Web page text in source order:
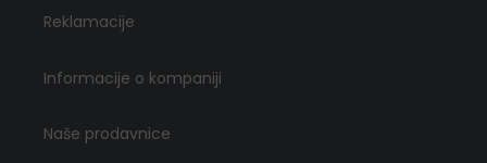
Reklamacije
Informacije o kompaniji
Naše prodavnice